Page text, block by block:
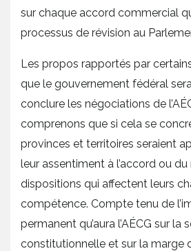
sur chaque accord commercial
processus de révision au
Les propos rapportés par
que le gouvernement fédéral
conclure les négociations de
comprenons que si cela se
provinces et territoires seraient
leur assentiment à l’accord ou
dispositions qui affectent leurs
compétence. Compte tenu de
permanent qu’aura l’AÉCG sur la
constitutionnelle et sur la marge